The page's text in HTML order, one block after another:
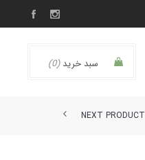
سبد خرید (0)
NEXT PRODUCT